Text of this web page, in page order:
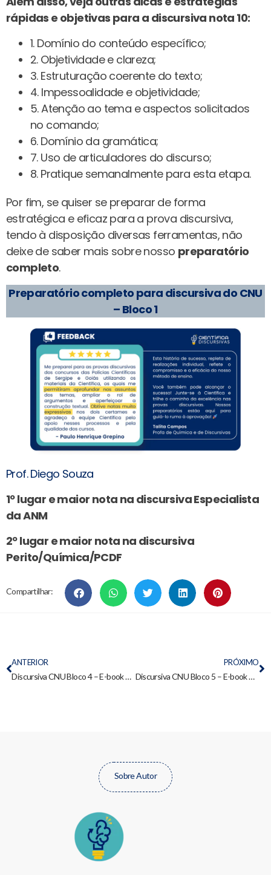
rápidas e objetivas para a discursiva nota 10:
1. Domínio do conteúdo específico;
2. Objetividade e clareza;
3. Estruturação coerente do texto;
4. Impessoalidade e objetividade;
5. Atenção ao tema e aspectos solicitados
no comando;
6. Domínio da gramática;
7. Uso de articuladores do discurso;
8. Pratique semanalmente para esta etapa.
Por fim, se quiser se preparar de forma
estratégica e eficaz para a prova discursiva,
tendo à disposição diversas ferramentas, não
deixe de saber mais sobre nosso preparatório
completo.
Preparatório completo para discursiva do CNU
– Bloco 1
Prof. Diego Souza
1º lugar e maior nota na discursiva Especialista
da ANM
2º lugar e maior nota na discursiva
Perito/Química/PCDF
Compartilhar:
ANTERIOR
Discursiva CNU Bloco 4 – E-book gratuito para nota máxima
PRÓXIMO
Discursiva CNU Bloco 5 – E-book gratuito para nota 10 – 2025
Sobre Autor